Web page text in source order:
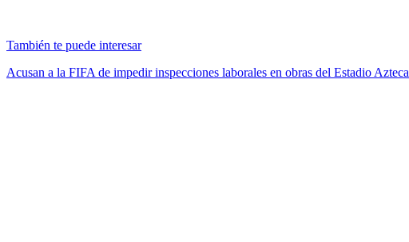
También te puede interesar
Acusan a la FIFA de impedir inspecciones laborales en obras del Estadio Azteca